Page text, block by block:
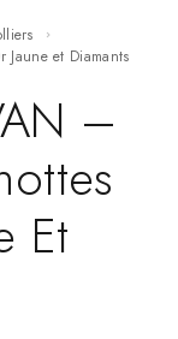
Jaune et Diamants
–
Et